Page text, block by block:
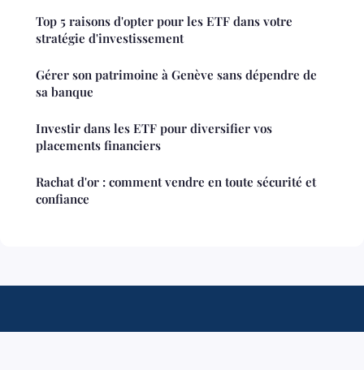
Top 5 raisons d'opter pour les ETF dans votre
stratégie d'investissement
Gérer son patrimoine à Genève sans dépendre de
sa banque
Investir dans les ETF pour diversifier vos
placements financiers
Rachat d'or : comment vendre en toute sécurité et
confiance
Financerendement